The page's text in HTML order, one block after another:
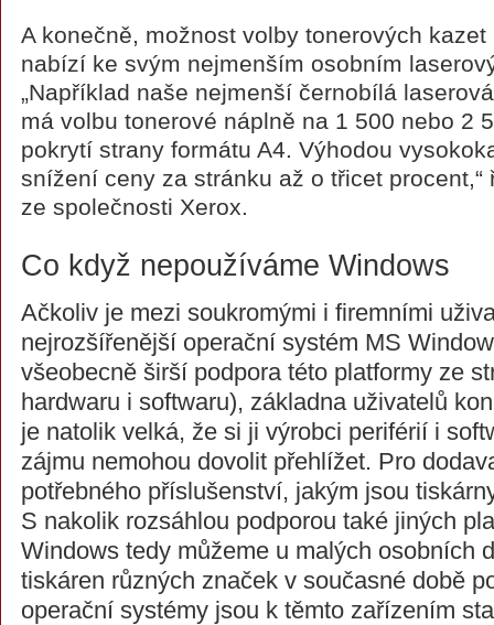
A konečně, možnost volby tonerových
nabízí ke svým nejmenším osobním
„Například naše nejmenší černobílá
má volbu tonerové náplně na 1 500 nebo 2
pokrytí strany formátu A4. Výhodou
snížení ceny za stránku až o třicet procent,“
ze společnosti Xerox.
Co když nepoužíváme Windows
Ačkoliv je mezi soukromými i firemními
nejrozšířenější operační systém MS
všeobecně širší podpora této platformy ze
hardwaru i softwaru), základna uživatelů
je natolik velká, že si ji výrobci periférií i
zájmu nemohou dovolit přehlížet. Pro
potřebného příslušenství, jakým jsou
S nakolik rozsáhlou podporou také jiných
Windows tedy můžeme u malých osobních
tiskáren různých značek v současné době
operační systémy jsou k těmto zařízením